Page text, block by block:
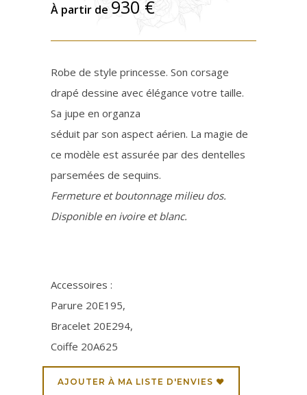
À partir de 930€
Robe de style princesse. Son corsage
drapé dessine avec élégance votre taille.
Sa jupe en organza
séduit par son aspect aérien. La magie de
ce modèle est assurée par des dentelles
parsemées de sequins.
Fermeture et boutonnage milieu dos.
Disponible en ivoire et blanc.
Accessoires :
Parure 20E195,
Bracelet 20E294,
Coiffe 20A625
AJOUTER À MA LISTE D'ENVIES ♥